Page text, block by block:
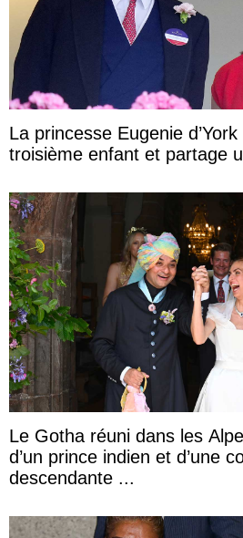
La princesse Eugenie
troisième enfant et partage
Le Gotha réuni dans les
d’un prince indien et d’une
descendante ...